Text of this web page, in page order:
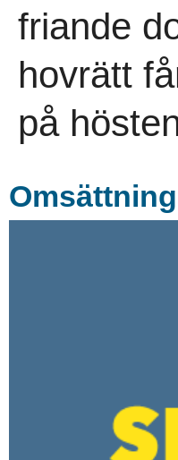
friande
hovrätt
på